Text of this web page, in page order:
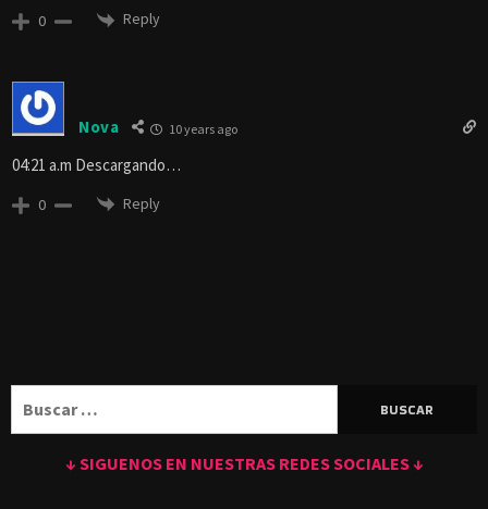
0 Reply
Nova 10 years ago
04:21 a.m Descargando…
0 Reply
↓ SIGUENOS EN NUESTRAS REDES SOCIALES ↓